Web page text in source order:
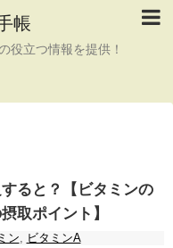
帳
役立つ情報を提供！
ると？【ビタミンの
取ポイント】
ン
ビタミンA